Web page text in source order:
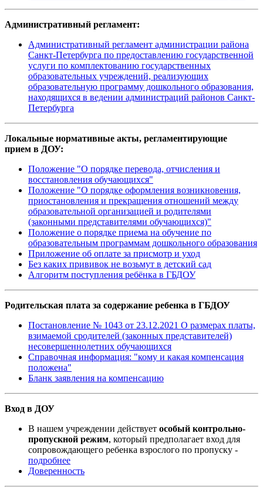
Административный регламент:
Административный регламент администрации района
Санкт-Петербурга по предоставлению государственной
услуги по комплектованию государственных
образовательных учреждений, реализующих
образовательную программу дошкольного образования,
находящихся в ведении администраций районов Санкт-
Петербурга
Локальные нормативные акты, регламентирующие
прием в ДОУ:
Положение "О порядке перевода, отчисления и
восстановления обучающихся"
Положение "О порядке оформления возникновения,
приостановления и прекращения отношений между
образовательной организацией и родителями
(законными представителями обучающихся)"
Положение о порядке приема на обучение по
образовательным программам дошкольного образования
Приложение об оплате за присмотр и уход
Без каких прививок не возьмут в детский сад
Алгоритм поступления ребёнка в ГБДОУ
Родительская плата за содержание ребенка в ГБДОУ
Постановление № 1043 от 23.12.2021 О размерах платы,
взимаемой сродителей (законных представителей)
несовершеннолетних обучающихся
Справочная информация: "кому и какая компенсация
положена"
Бланк заявления на компенсацию
Вход в ДОУ
В нашем учреждении действует особый контрольно-
пропускной режим, который предполагает вход для
сопровождающего ребенка взрослого по пропуску -
подробнее
Доверенность